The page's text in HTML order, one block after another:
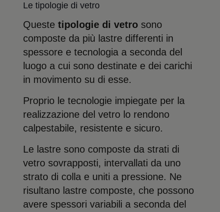
Le tipologie di vetro
Queste tipologie di vetro sono
composte da più lastre differenti in
spessore e tecnologia a seconda del
luogo a cui sono destinate e dei carichi
in movimento su di esse.
Proprio le tecnologie impiegate per la
realizzazione del vetro lo rendono
calpestabile, resistente e sicuro.
Le lastre sono composte da strati di
vetro sovrapposti, intervallati da uno
strato di colla e uniti a pressione. Ne
risultano lastre composte, che possono
avere spessori variabili a seconda del